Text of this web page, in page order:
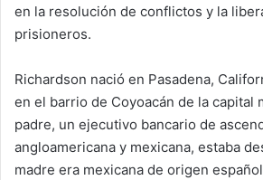
en la resolución de conflictos y la
prisioneros.
Richardson nació en Pasadena,
en el barrio de Coyoacán de la capital
padre, un ejecutivo bancario de
angloamericana y mexicana, estaba
madre era mexicana de origen